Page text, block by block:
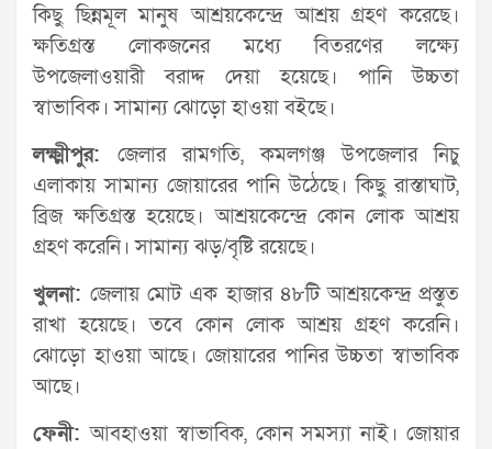
কিছু ছিন্নমূল মানুষ আশ্রয়কেন্দ্রে আশ্রয় গ্রহণ করেছে।
ক্ষতিগ্রস্ত লোকজনের মধ্যে বিতরণের লক্ষ্যে
উপজেলাওয়ারী বরাদ্দ দেয়া হয়েছে। পানি উচ্চতা
স্বাভাবিক। সামান্য ঝোড়ো হাওয়া বইছে।
লক্ষ্মীপুর: জেলার রামগতি, কমলগঞ্জ উপজেলার নিচু
এলাকায় সামান্য জোয়ারের পানি উঠেছে। কিছু রাস্তাঘাট,
ব্রিজ ক্ষতিগ্রস্ত হয়েছে। আশ্রয়কেন্দ্রে কোন লোক আশ্রয়
গ্রহণ করেনি। সামান্য ঝড়/বৃষ্টি রয়েছে।
খুলনা:জেলায় মোট এক হাজার ৪৮টি আশ্রয়কেন্দ্র প্রস্তুত
রাখা হয়েছে। তবে কোন লোক আশ্রয় গ্রহণ করেনি।
ঝোড়ো হাওয়া আছে। জোয়ারের পানির উচ্চতা স্বাভাবিক
আছে।
ফেনী:আবহাওয়া স্বাভাবিক, কোন সমস্যা নাই। জোয়ার